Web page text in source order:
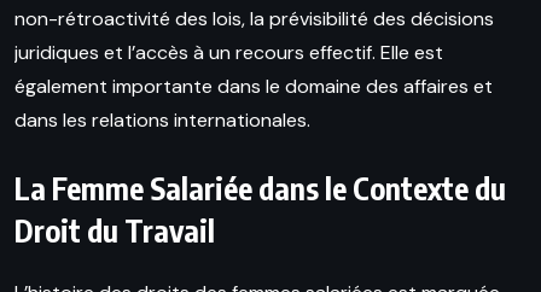
non-rétroactivité des lois, la prévisibilité des décisions
juridiques et l’accès à un recours effectif. Elle est
également importante dans le domaine des affaires et
dans les relations internationales.
La Femme Salariée dans le Contexte du
Droit du Travail